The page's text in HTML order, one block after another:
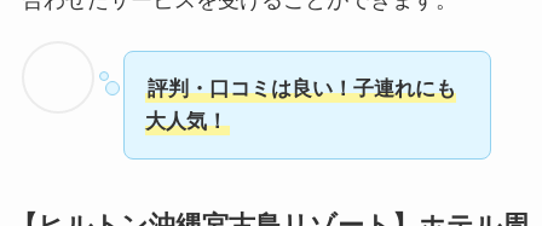
評判・口コミは良い！子連れにも
大人気！